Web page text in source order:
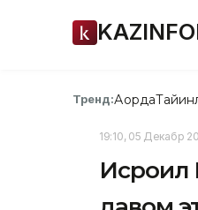
Тренд:Ақорда
19:10, 05 Декабр
Исроил